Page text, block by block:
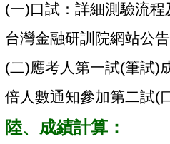
(一)口試：詳細測驗流
台灣金融研訓院網站公
(二)應考人第一試(筆試)
倍人數通知參加第二試(
陸、成績計算：